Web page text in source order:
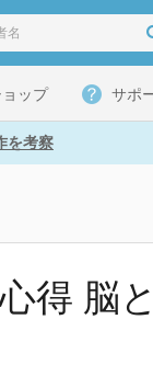
ップ サポ
を考察
得 脳